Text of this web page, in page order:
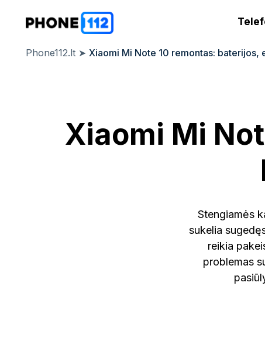
Phone112.lt ➤ Xiaomi Mi Note 10 remontas: baterijos,
Xiaomi Mi
Stengiamės
sukelia
reikia
problemas